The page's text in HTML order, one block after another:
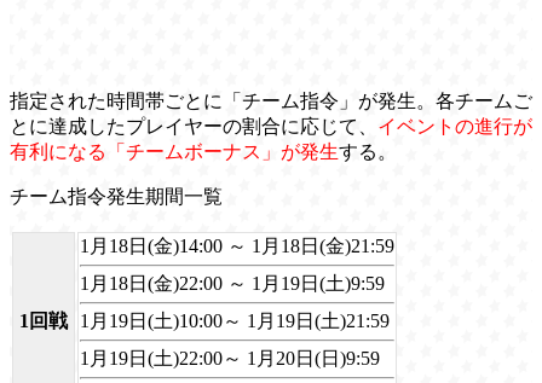
指定された時間帯ごとに「チーム指令」が発生。各チームご
とに達成したプレイヤーの割合に応じて、 イベントの進行が
有利になる「チームボーナス」が発生する。
チーム指令発生期間一覧
1回戦
1月18日(金)14:00 ～ 1月18日(金)21:59
1月18日(金)22:00 ～ 1月19日(土)9:59
1月19日(土)10:00～ 1月19日(土)21:59
1月19日(土)22:00～ 1月20日(日)9:59